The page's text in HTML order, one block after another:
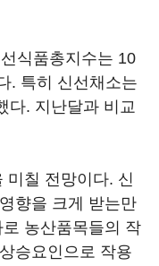
식품총지수는 10
. 특히 신선채소는
다. 지난달과 비교
미칠 전망이다. 신
향을 크게 받는만
농산품목들의 작
승요인으로 작용